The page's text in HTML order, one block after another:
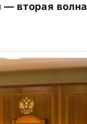
— вторая волна